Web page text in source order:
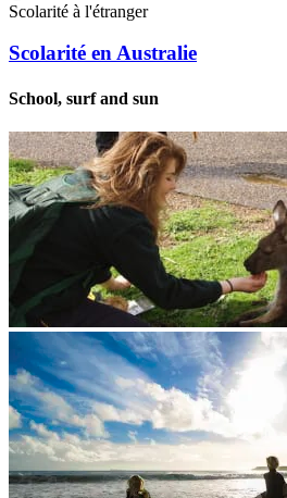
Scolarité à l'étranger
Scolarité en Australie
School, surf and sun